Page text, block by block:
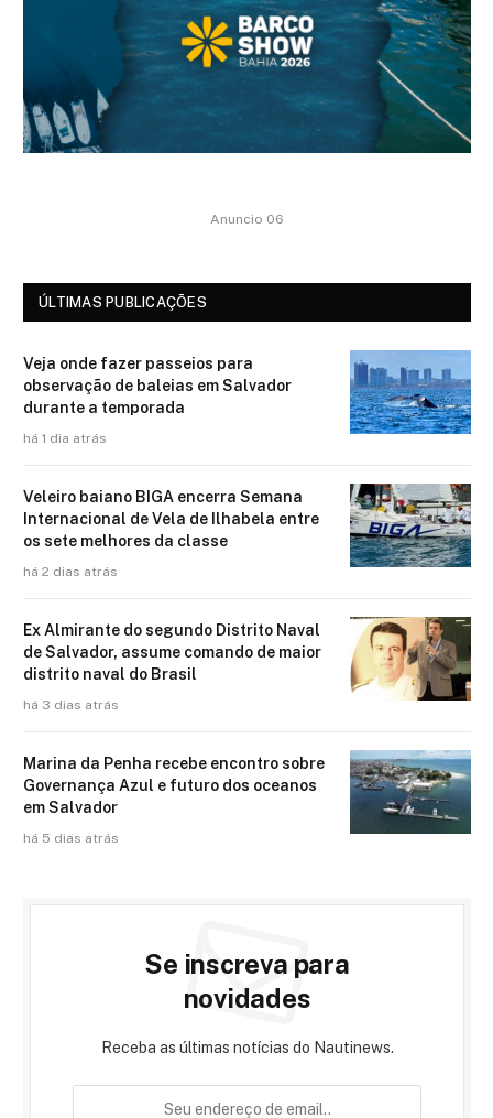
Anuncio 06
ÚLTIMAS PUBLICAÇÕES
Veja onde fazer passeios para
observação de baleias em Salvador
durante a temporada
há 1 dia atrás
Veleiro baiano BIGA encerra Semana
Internacional de Vela de Ilhabela entre
os sete melhores da classe
há 2 dias atrás
Ex Almirante do segundo Distrito Naval
de Salvador, assume comando de maior
distrito naval do Brasil
há 3 dias atrás
Marina da Penha recebe encontro sobre
Governança Azul e futuro dos oceanos
em Salvador
há 5 dias atrás
Se inscreva para
novidades
Receba as últimas notícias do Nautinews.